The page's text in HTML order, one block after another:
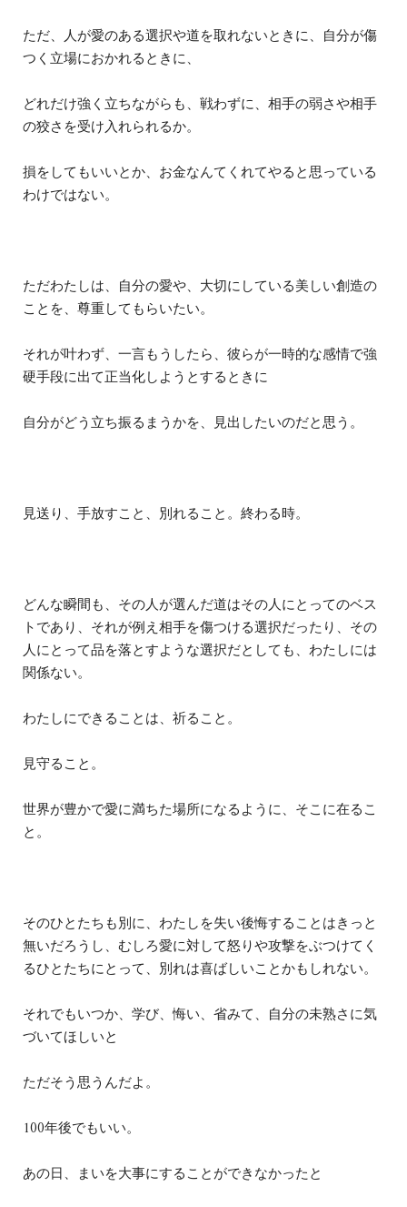
ただ、人が愛のある選択や道を取れないときに、自分が傷
つく立場におかれるときに、
どれだけ強く立ちながらも、戦わずに、相手の弱さや相手
の狡さを受け入れられるか。
損をしてもいいとか、お金なんてくれてやると思っている
わけではない。
ただわたしは、自分の愛や、大切にしている美しい創造の
ことを、尊重してもらいたい。
それが叶わず、一言もうしたら、彼らが一時的な感情で強
硬手段に出て正当化しようとするときに
自分がどう立ち振るまうかを、見出したいのだと思う。
見送り、手放すこと、別れること。終わる時。
どんな瞬間も、その人が選んだ道はその人にとってのベス
トであり、それが例え相手を傷つける選択だったり、その
人にとって品を落とすような選択だとしても、わたしには
関係ない。
わたしにできることは、祈ること。
見守ること。
世界が豊かで愛に満ちた場所になるように、そこに在るこ
と。
そのひとたちも別に、わたしを失い後悔することはきっと
無いだろうし、むしろ愛に対して怒りや攻撃をぶつけてく
るひとたちにとって、別れは喜ばしいことかもしれない。
それでもいつか、学び、悔い、省みて、自分の未熟さに気
づいてほしいと
ただそう思うんだよ。
100年後でもいい。
あの日、まいを大事にすることができなかったと